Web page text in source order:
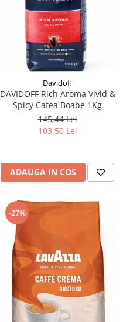
Davidoff
DAVIDOFF Rich Aroma Vivid &
Spicy Cafea Boabe 1Kg
145,44 Lei
103,50 Lei
ADAUGA IN COS
-27%